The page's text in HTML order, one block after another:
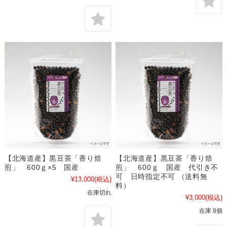
【北海道産】黒豆茶「香り焙
煎」 600ｇ×5 国産
¥13,000(税込)
在庫切れ
【北海道産】黒豆茶「香り焙
煎」 600ｇ 国産 代引き不
可 日時指定不可 （送料無
料）
¥3,000(税込)
在庫 8個